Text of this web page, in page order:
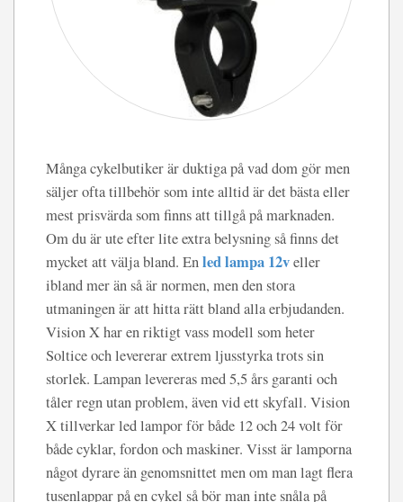
Många cykelbutiker är duktiga på vad dom gör men
säljer ofta tillbehör som inte alltid är det bästa eller
mest prisvärda som finns att tillgå på marknaden.
Om du är ute efter lite extra belysning så finns det
mycket att välja bland. Enled lampa 12veller
ibland mer än så är normen, men den stora
utmaningen är att hitta rätt bland alla erbjudanden.
Vision X har en riktigt vass modell som heter
Soltice och levererar extrem ljusstyrka trots sin
storlek. Lampan levereras med 5,5 års garanti och
tåler regn utan problem, även vid ett skyfall. Vision
X tillverkar led lampor för både 12 och 24 volt för
både cyklar, fordon och maskiner. Visst är lamporna
något dyrare än genomsnittet men om man lagt flera
tusenlappar på en cykel så bör man inte snåla på